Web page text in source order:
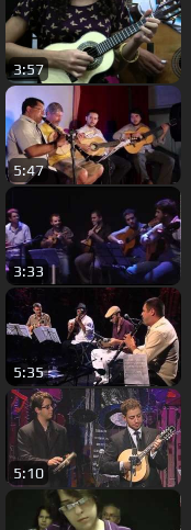
3:57
5:47
3:33
5:35
5:10